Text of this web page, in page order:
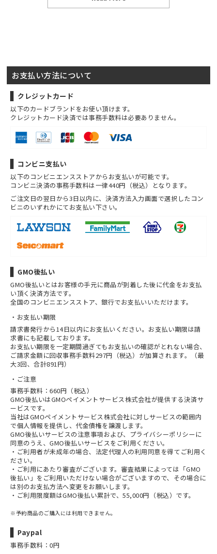
お支払い方法について
クレジットカード
以下のカードブランドをお使い頂けます。
クレジットカード決済では事務手数料は必要ありません。
コンビニ支払い
以下のコンビニエンスストアからお支払いが可能です。
コンビニ決済の事務手数料は一律440円（税込）となります。
ご注文日の翌日から3日以内に、決済方法入力画面で選択したコン
ビニのいずれかにてお支払い下さい。
GMO後払い
GMO後払いとはお客様の手元に商品が到着した後に代金をお支払
い頂く決済方法です。
全国のコンビニエンスストア、銀行でお支払いいただけます。
お支払い期限
請求書発行から14日以内にお支払いください。お支払い期限は請
求書にも記載しております。
お支払い期限を一定期間過ぎてもお支払いの確認がとれない場合、
ご請求金額に回収事務手数料297円（税込）が加算されます。（最
大3回、合計891円）
ご注意
事務手数料：660円（税込）
GMO後払いはGMOペイメントサービス株式会社が提供する決済サ
ービスです。
当社はGMOペイメントサービス株式会社に対しサービスの範囲内
で個人情報を提供し、代金債権を譲渡します。
GMO後払いサービスの注意事項および、 プライバシーポリシーに
同意のうえ、GMO後払いサービスをご利用ください。
・ご利用者が未成年の場合、法定代理人の利用同意を得てご利用く
ださい。
・ご利用にあたり審査がございます。審査結果によっては「GMO
後払い」をご利用いただけない場合がございますので、その場合に
は別のお支払方法へ変更をお願いします。
・ご利用限度額はGMO後払い累計で、55,000円（税込）です。
※予約商品のご購入には利用できません。
Paypal
事務手数料：0円